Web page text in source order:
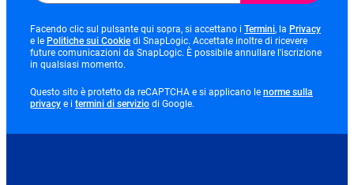
Facendo clic sul pulsante qui sopra, si accettano i Terminiopens
in
new
, la Privacyopens
new
e le Politiche sui Cookieopens
in
di SnapLogic. Accettate inoltre di ricevere
future comunicazioni da SnapLogic. È possibile annullare l'iscrizione
in qualsiasi momento.
Questo sito è protetto da reCAPTCHA e si applicano le norme sulla
privacyopens
e i termini di servizioopens
di Google.